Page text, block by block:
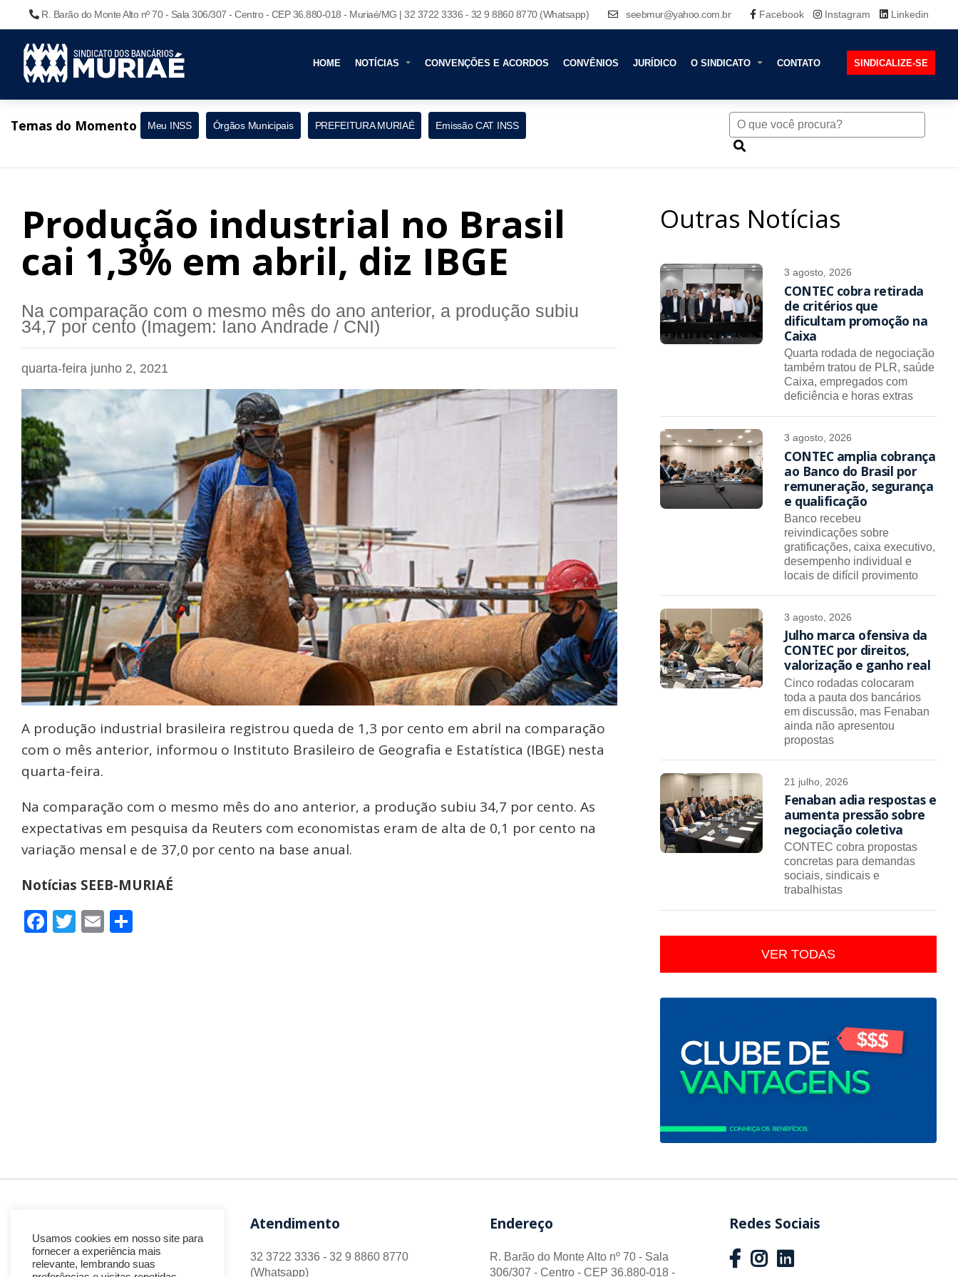
R. Barão do Monte Alto nº 70 - Sala 306/307 - Centro - CEP 36.880-018 - Muriaé/MG | 32 3722 3336 - 32 9 8860 8770 (Whatsapp) seebmur@yahoo.com.br Facebook Instagram Linkedin
HOME NOTÍCIAS CONVENÇÕES E ACORDOS CONVÊNIOS JURÍDICO O SINDICATO CONTATO SINDICALIZE-SE
Temas do Momento Meu INSS Órgãos Municipais PREFEITURA MURIAÉ Emissão CAT INSS
Produção industrial no Brasil
cai 1,3% em abril, diz IBGE
Na comparação com o mesmo mês do ano anterior, a produção subiu
34,7 por cento (Imagem: Iano Andrade / CNI)
quarta-feira junho 2, 2021
A produção industrial brasileira registrou queda de 1,3 por cento em abril na comparação
com o mês anterior, informou o Instituto Brasileiro de Geografia e Estatística (IBGE) nesta
quarta-feira.
Na comparação com o mesmo mês do ano anterior, a produção subiu 34,7 por cento. As
expectativas em pesquisa da Reuters com economistas eram de alta de 0,1 por cento na
variação mensal e de 37,0 por cento na base anual.
Notícias SEEB-MURIAÉ
Facebook
Twitter
Email
Outras Notícias
3 agosto, 2026
CONTEC cobra retirada
de critérios que
dificultam promoção na
Caixa
Quarta rodada de negociação
também tratou de PLR, saúde
Caixa, empregados com
deficiência e horas extras
3 agosto, 2026
CONTEC amplia cobrança
ao Banco do Brasil por
remuneração, segurança
e qualificação
Banco recebeu
reivindicações sobre
gratificações, caixa executivo,
desempenho individual e
locais de difícil provimento
3 agosto, 2026
Julho marca ofensiva da
CONTEC por direitos,
valorização e ganho real
Cinco rodadas colocaram
toda a pauta dos bancários
em discussão, mas Fenaban
ainda não apresentou
propostas
21 julho, 2026
Fenaban adia respostas e
aumenta pressão sobre
negociação coletiva
CONTEC cobra propostas
concretas para demandas
sociais, sindicais e
trabalhistas
VER TODAS
Atendimento
32 3722 3336 - 32 9 8860 8770
(Whatsapp)
Endereço
R. Barão do Monte Alto nº 70 - Sala
306/307 - Centro - CEP 36.880-018 -
Redes Sociais
Usamos cookies em nosso site para
fornecer a experiência mais
relevante, lembrando suas